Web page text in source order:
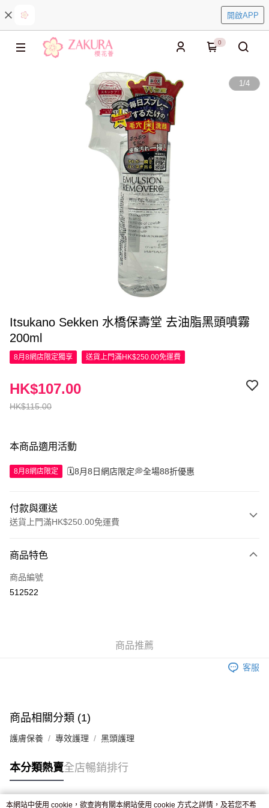
開啟APP
0
1/4
Itsukano Sekken 水橋保壽堂 去油脂黑頭噴霧
200ml
8月8網店限定獨享 送貨上門滿HK$250.00免運費
HK$115.00
HK$107.00
本商品適用活動
8月8網店限定 🗓️8月8日網店限定💭全場88折優惠
付款與運送
送貨上門滿HK$250.00免運費
信用卡
Apple Pay
付款後門市自取，訂單確認後2-4個工作天到店，7天內取。逾期後
商品特色
商品編號
512522
商品推薦
客服
商品相關分類 (1)
護膚保養 專效護理 黑頭護理
本分類熱賣全店暢銷排行
本網站中使用 cookie，欲查詢有關本網站使用 cookie 方式之詳情，及若您不希